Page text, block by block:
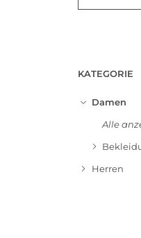
KATEGORIE
Damen
Alle
Herren